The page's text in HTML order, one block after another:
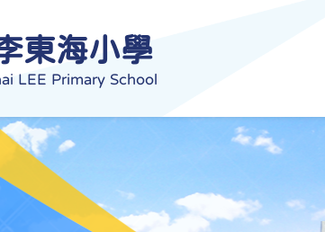
東海小學
LEE Primary School